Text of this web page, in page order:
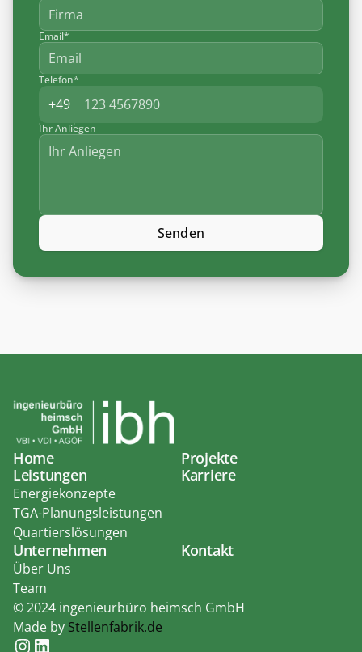
Email*
Telefon*
Ihr Anliegen
Senden
Home
Projekte
Leistungen
Energiekonzepte
TGA-Planungsleistungen
Quartierslösungen
Karriere
Unternehmen
Über Uns
Team
Kontakt
© 2024 ingenieurbüro heimsch GmbH
Made by Stellenfabrik.de